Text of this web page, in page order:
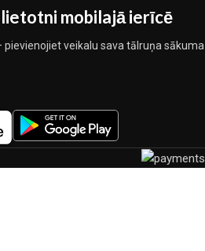
mobilajā ierīcē
pievienojiet veikalu sava tālruņa sākuma